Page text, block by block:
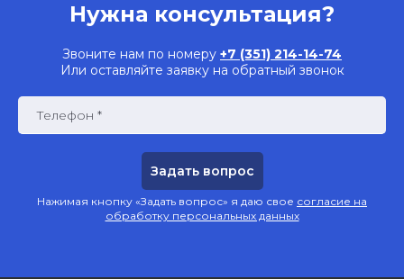
Нужна консультация?
Звоните нам по номеру +7 (351) 214-14-74
Или оставляйте заявку на обратный звонок
Телефон *
Нажимая кнопку «Задать вопрос» я даю свое согласие на
обработку персональных данных